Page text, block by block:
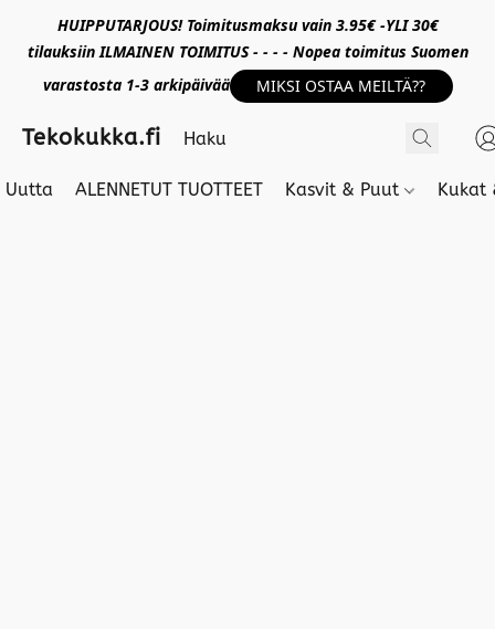
HUIPPUTARJOUS! Toimitusmaksu vain 3.95€ -YLI 30€
tilauksiin ILMAINEN TOIMITUS - - - - Nopea toimitus Suomen
varastosta 1-3 arkipäivää
MIKSI OSTAA MEILTÄ??
Tekokukka.fi
Uutta ALENNETUT TUOTTEET Kasvit & Puut Kukat